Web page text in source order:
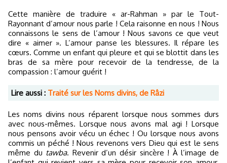
Cette manière de traduire « ar-Rahman » par le Tout-
Rayonnant d’amour nous parle ! Cela raisonne en nous ! Nous
connaissons le sens de l’amour ! Nous savons ce que veut
dire « aimer ». L’amour panse les blessures. Il répare les
cœurs. Comme un enfant qui pleure et qui se blottit dans les
bras de sa mère pour recevoir de la tendresse, de la
compassion : l’amour guérit !
Lire aussi : Traité sur les Noms divins, de Râzi
Les noms divins nous réparent lorsque nous sommes durs
avec nous-mêmes. Lorsque nous avons mal agi ! Lorsque
nous pensons avoir vécu un échec ! Ou lorsque nous avons
commis un péché ! Nous revenons vers Dieu qui est le sens
même du tawba. Revenir d’un désir sincère ! À l’image de